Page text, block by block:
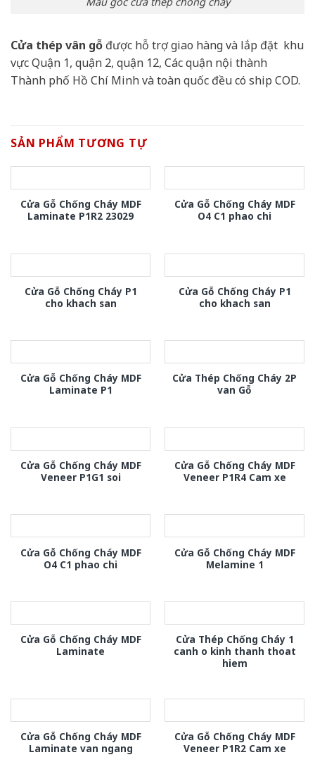
Cửa thép vân gỗ được hỗ trợ giao hàng và lắp đặt khu
vực Quận 1, quận 2, quận 12, Các quận nội thành
Thành phố Hồ Chí Minh và toàn quốc đều có ship COD.
SẢN PHẨM TƯƠNG TỰ
Cửa Gỗ Chống Cháy MDF
Laminate P1R2 23029
Cửa Gỗ Chống Cháy MDF
O4 C1 phao chi
Cửa Gỗ Chống Cháy P1
cho khach san
Cửa Gỗ Chống Cháy P1
cho khach san
Cửa Gỗ Chống Cháy MDF
Laminate P1
Cửa Thép Chống Cháy 2P
van Gỗ
Cửa Gỗ Chống Cháy MDF
Veneer P1G1 soi
Cửa Gỗ Chống Cháy MDF
Veneer P1R4 Cam xe
Cửa Gỗ Chống Cháy MDF
O4 C1 phao chi
Cửa Gỗ Chống Cháy MDF
Melamine 1
Cửa Gỗ Chống Cháy MDF
Laminate
Cửa Thép Chống Cháy 1
canh o kinh thanh thoat
hiem
Cửa Gỗ Chống Cháy MDF
Laminate van ngang
Cửa Gỗ Chống Cháy MDF
Veneer P1R2 Cam xe